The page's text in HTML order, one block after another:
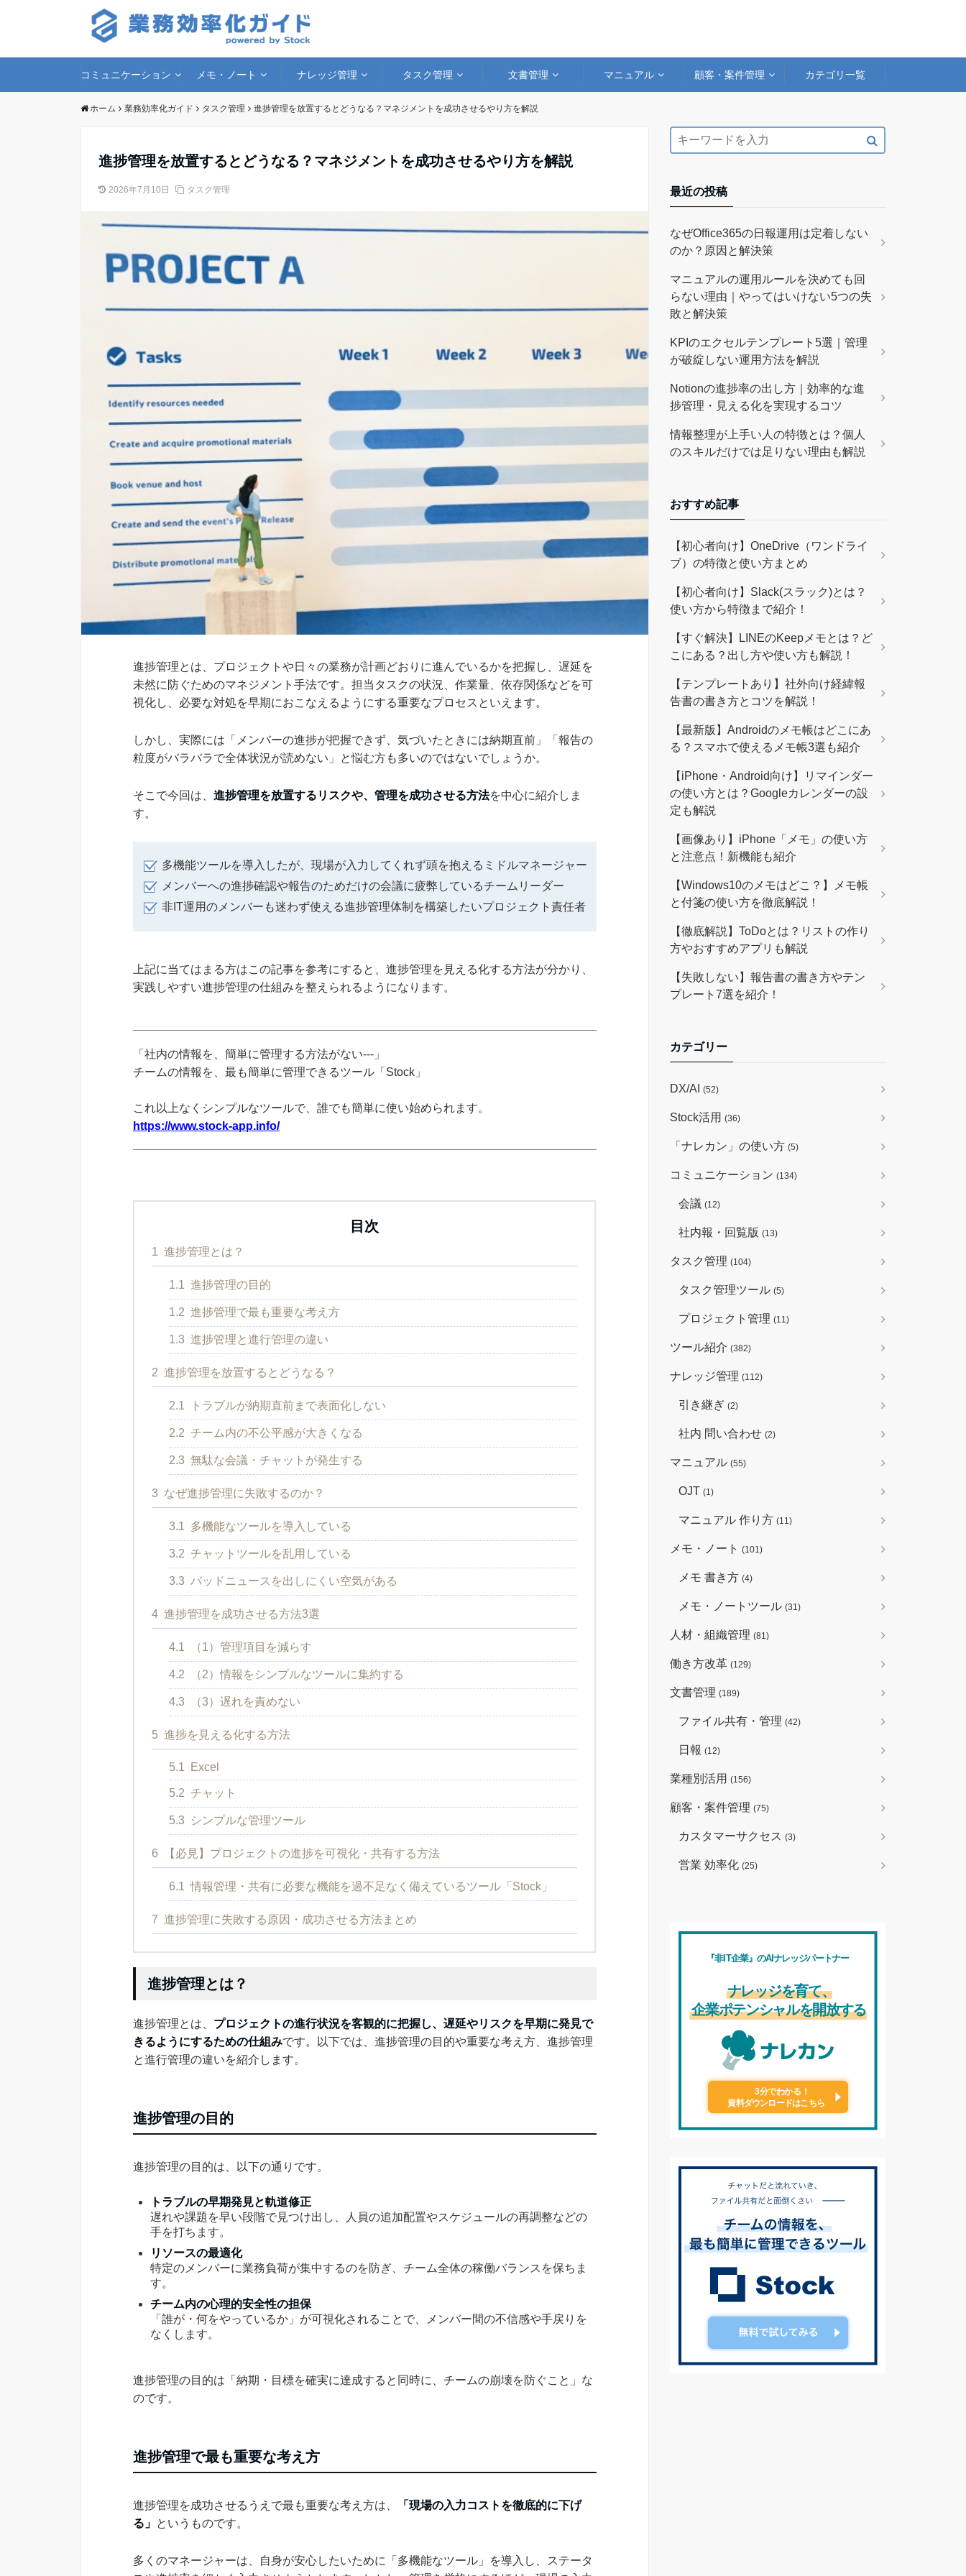
コミュニケーション メモ・ノート ナレッジ管理 タスク管理 文書管理 マニュアル 顧客・案件管理 カテゴリ一覧
ホーム 業務効率化ガイド タスク管理 進捗管理を放置するとどうなる？マネジメントを成功させるやり方を解説
進捗管理を放置するとどうなる？マネジメントを成功させるやり方を解説
2026年7月10日 タスク管理
進捗管理とは、プロジェクトや日々の業務が計画どおりに進んでいるかを把握し、遅延を
未然に防ぐためのマネジメント手法です。担当タスクの状況、作業量、依存関係などを可
視化し、必要な対処を早期におこなえるようにする重要なプロセスといえます。
しかし、実際には「メンバーの進捗が把握できず、気づいたときには納期直前」「報告の
粒度がバラバラで全体状況が読めない」と悩む方も多いのではないでしょうか。
そこで今回は、 進捗管理を放置するリスクや、管理を成功させる方法を中心に紹介しま
す。
多機能ツールを導入したが、現場が入力してくれず頭を抱えるミドルマネージャー
メンバーへの進捗確認や報告のためだけの会議に疲弊しているチームリーダー
非IT運用のメンバーも迷わず使える進捗管理体制を構築したいプロジェクト責任者
上記に当てはまる方はこの記事を参考にすると、進捗管理を見える化する方法が分かり、
実践しやすい進捗管理の仕組みを整えられるようになります。
「社内の情報を、簡単に管理する方法がない---」
チームの情報を、最も簡単に管理できるツール「Stock」
これ以上なくシンプルなツールで、誰でも簡単に使い始められます。
https://www.stock-app.info/
目次
1 進捗管理とは？
1.1 進捗管理の目的
1.2 進捗管理で最も重要な考え方
1.3 進捗管理と進行管理の違い
2 進捗管理を放置するとどうなる？
2.1 トラブルが納期直前まで表面化しない
2.2 チーム内の不公平感が大きくなる
2.3 無駄な会議・チャットが発生する
3 なぜ進捗管理に失敗するのか？
3.1 多機能なツールを導入している
3.2 チャットツールを乱用している
3.3 バッドニュースを出しにくい空気がある
4 進捗管理を成功させる方法3選
4.1 （1）管理項目を減らす
4.2 （2）情報をシンプルなツールに集約する
4.3 （3）遅れを責めない
5 進捗を見える化する方法
5.1 Excel
5.2 チャット
5.3 シンプルな管理ツール
6 【必見】プロジェクトの進捗を可視化・共有する方法
6.1 情報管理・共有に必要な機能を過不足なく備えているツール「Stock」
7 進捗管理に失敗する原因・成功させる方法まとめ
進捗管理とは？
進捗管理とは、 プロジェクトの進行状況を客観的に把握し、遅延やリスクを早期に発見で
きるようにするための仕組みです。以下では、進捗管理の目的や重要な考え方、進捗管理
と進行管理の違いを紹介します。
進捗管理の目的
進捗管理の目的は、以下の通りです。
トラブルの早期発見と軌道修正
遅れや課題を早い段階で見つけ出し、人員の追加配置やスケジュールの再調整などの
手を打ちます。
リソースの最適化
特定のメンバーに業務負荷が集中するのを防ぎ、チーム全体の稼働バランスを保ちま
す。
チーム内の心理的安全性の担保
「誰が・何をやっているか」が可視化されることで、メンバー間の不信感や手戻りを
なくします。
進捗管理の目的は「納期・目標を確実に達成すると同時に、チームの崩壊を防ぐこと」な
のです。
進捗管理で最も重要な考え方
進捗管理を成功させるうえで最も重要な考え方は、
「現場の入力コストを徹底的に下げ
る」 というものです。
多くのマネージャーは、自身が安心したいために「多機能なツール」を導入し、ステータ
最近の投稿
なぜOffice365の日報運用は定着しない
のか？原因と解決策
マニュアルの運用ルールを決めても回
らない理由｜やってはいけない5つの失
敗と解決策
KPIのエクセルテンプレート5選｜管理
が破綻しない運用方法を解説
Notionの進捗率の出し方｜効率的な進
捗管理・見える化を実現するコツ
情報整理が上手い人の特徴とは？個人
のスキルだけでは足りない理由も解説
おすすめ記事
【初心者向け】OneDrive（ワンドライ
ブ）の特徴と使い方まとめ
【初心者向け】Slack(スラック)とは？
使い方から特徴まで紹介！
【すぐ解決】LINEのKeepメモとは？ど
こにある？出し方や使い方も解説！
【テンプレートあり】社外向け経緯報
告書の書き方とコツを解説！
【最新版】Androidのメモ帳はどこにあ
る？スマホで使えるメモ帳3選も紹介
【iPhone・Android向け】リマインダー
の使い方とは？Googleカレンダーの設
定も解説
【画像あり】iPhone「メモ」の使い方
と注意点！新機能も紹介
【Windows10のメモはどこ？】メモ帳
と付箋の使い方を徹底解説！
【徹底解説】ToDoとは？リストの作り
方やおすすめアプリも解説
【失敗しない】報告書の書き方やテン
プレート7選を紹介！
カテゴリー
DX/AI (52)
Stock活用 (36)
「ナレカン」の使い方 (5)
コミュニケーション (134)
会議 (12)
社内報・回覧版 (13)
タスク管理 (104)
タスク管理ツール (5)
プロジェクト管理 (11)
ツール紹介 (382)
ナレッジ管理 (112)
引き継ぎ (2)
社内 問い合わせ (2)
マニュアル (55)
OJT (1)
マニュアル 作り方 (11)
メモ・ノート (101)
メモ 書き方 (4)
メモ・ノートツール (31)
人材・組織管理 (81)
働き方改革 (129)
文書管理 (189)
ファイル共有・管理 (42)
日報 (12)
業種別活用 (156)
顧客・案件管理 (75)
カスタマーサクセス (3)
営業 効率化 (25)